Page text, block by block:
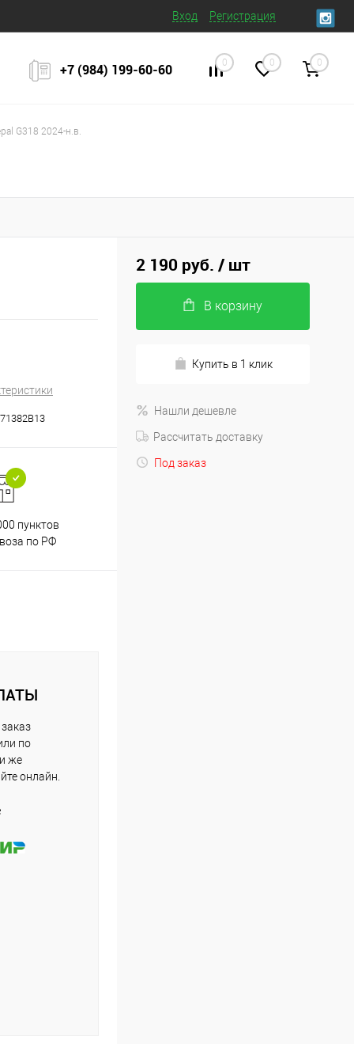
Вход Регистрация
+7 (984) 199‒60‒60 0 0 0
G318 2024-н.в.
пунктов
по РФ
по
же
онлайн.
2 190 руб. / шт
В корзину
Купить в 1 клик
Нашли дешевле
Рассчитать доставку
Под заказ